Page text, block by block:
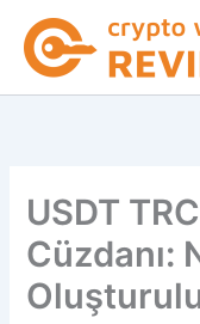
İçeriğe
atla
USDT
Cüzdanı: